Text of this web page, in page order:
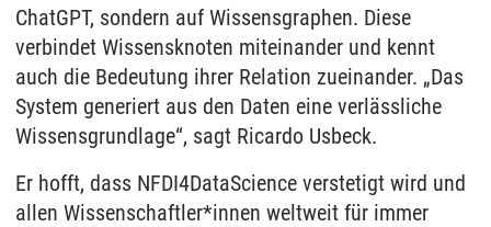
ChatGPT, sondern auf Wissensgraphen. Diese
verbindet Wissensknoten miteinander und kennt
auch die Bedeutung ihrer Relation zueinander. „Das
System generiert aus den Daten eine verlässliche
Wissensgrundlage“, sagt Ricardo Usbeck.
Er hofft, dass NFDI4DataScience verstetigt wird und
allen Wissenschaftler*innen weltweit für immer